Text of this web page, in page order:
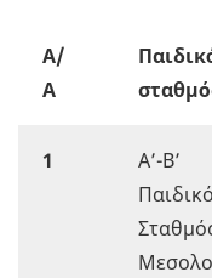
Α/
Α
1
Α’-Β’